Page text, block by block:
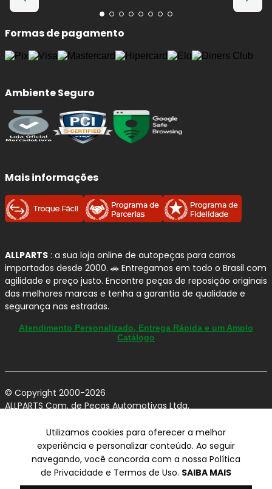
Formas de pagamento
Ambiente Seguro
Mais informações
ALLPARTS : a sua loja online de autopeças para carros
importados desde 2000. 🚗 Entregamos em todo o Brasil com
agilidade e preço justo. Encontre peças de reposição originais
das melhores marcas e tenha a garantia de qualidade e
segurança nas estradas.
Atendimento Personalizado, Entrega Rápida e um Amplo
Catálogo
© Copyright 2000-2026
ALLPARTS Com. de Peças Automotivas Ltda.
Claudina - Vinhedo/SP - CEP 13284-480.
Preços, condições de pagamento e frete exclusivos para compras via
internet utilizando CPF, podendo variar na Loja Física e Televendas.
Preços e descontos podem variar no checkout.
Utilizamos cookies para oferecer a melhor
experiência e personalizar conteúdo. Ao seguir
navegando, você concorda com a nossa Política
de Privacidade e Termos de Uso. SAIBA MAIS